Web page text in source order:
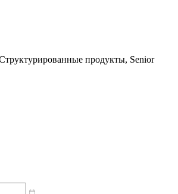
продукты, Senior